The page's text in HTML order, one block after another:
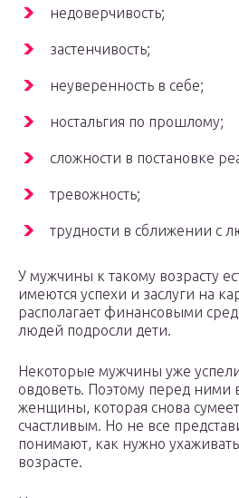
недоверчивость;
застенчивость;
неуверенность в себе;
ностальгия по прошлому;
сложности в постановке
тревожность;
трудности в сближении с
У мужчины к такому возрасту
имеются успехи и заслуги на
располагает финансовыми
людей подросли дети.
Некоторые мужчины уже
овдоветь. Поэтому перед ними
женщины, которая снова сумеет
счастливым. Но не все
понимают, как нужно
возрасте.